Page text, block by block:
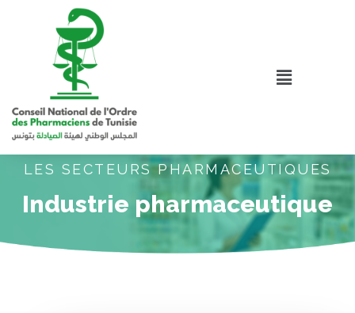
LES SECTEURS PHARMACEUTIQUES
Industrie pharmaceutique